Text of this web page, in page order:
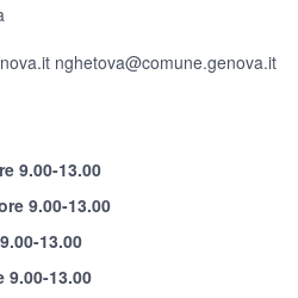
nghetova@comune.genova.it
9.00-13.00
9.00-13.00
13.00
9.00-13.00